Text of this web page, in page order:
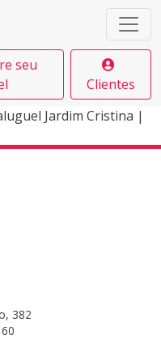
seu
Clientes
Jardim Cristina |
382